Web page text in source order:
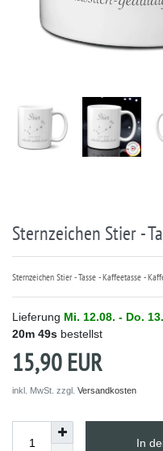
Sternzeichen Stier -
Sternzeichen Stier - Tasse - Kaffeetasse -
Lieferung Mi. 12.08. - Do.
20m 49s bestellst
15,90 EUR
inkl. MwSt. zzgl. Versandkosten
In